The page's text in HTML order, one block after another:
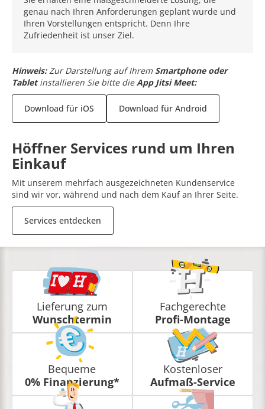
genau nach Ihren Anforderungen geplant wurde und
Ihren Vorstellungen entspricht. Denn Ihre
Zufriedenheit ist unser Ziel.
Hinweis: Zur Darstellung auf Ihrem Smartphone oder
Tabletinstallieren Sie bitte dieApp Jitsi Meet:
Download für iOS Download für Android
Höffner Services rund um Ihren
Einkauf
Mit unserem mehrfach ausgezeichneten Kundenservice
sind wir vor, während und nach dem Kauf an Ihrer Seite.
Services entdecken
Lieferung zum
Wunschtermin
Fachgerechte
Profi-Montage
Bequeme
0% Finanzierung*
Kostenloser
Aufmaß-Service